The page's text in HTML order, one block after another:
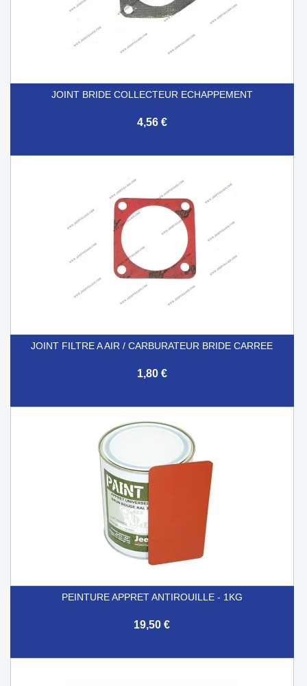
JOINT BRIDE COLLECTEUR ECHAPPEMENT
4,56 €
JOINT FILTRE A AIR / CARBURATEUR BRIDE CARREE
1,80 €
PEINTURE APPRET ANTIROUILLE - 1KG
19,50 €